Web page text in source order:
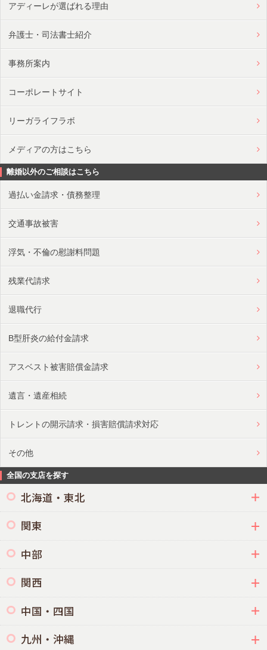
アディーレが選ばれる理由
弁護士・司法書士紹介
事務所案内
コーポレートサイト
リーガライフラボ
メディアの方はこちら
離婚以外のご相談はこちら
過払い金請求・債務整理
交通事故被害
浮気・不倫の慰謝料問題
残業代請求
退職代行
B型肝炎の給付金請求
アスベスト被害賠償金請求
遺言・遺産相続
トレントの開示請求・損害賠償請求対応
その他
全国の支店を探す
北海道・東北
関東
中部
関西
中国・四国
九州・沖縄